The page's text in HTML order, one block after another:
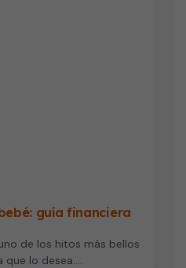
guía financiera
de los hitos más bellos
lo desea.…